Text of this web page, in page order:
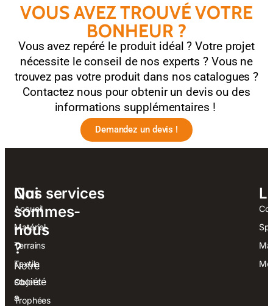
VOUS AVEZ TROUVÉ VOTRE
BONHEUR ?
Vous avez repéré le produit idéal ? Votre projet
nécessite le conseil de nos experts ? Vous ne
trouvez pas votre produit dans nos catalogues ?
Contactez nous pour obtenir un devis ou des
informations supplémentaires !
Demandez un devis !
Qui
sommes-
nous
?
Notre
société
a
Nos services
Accueil
Matériel
Terrains
Textile
Objets
Trophées